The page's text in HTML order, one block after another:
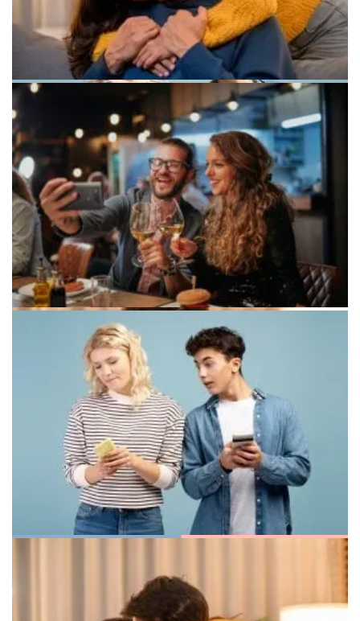
Пара идет по улице на расстоянии
Иллюстрация границ в личной жизни